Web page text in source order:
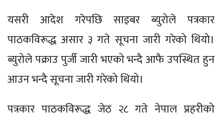
यसरी आदेश गरेपछि साइबर ब्युरोले पत्रकार
पाठकविरूद्ध असार ३ गते सूचना जारी गरेको थियो।
ब्युरोले पक्राउ पुर्जी जारी भएको भन्दै आफै उपस्थित हुन
आउन भन्दै सूचना जारी गरेको थियो।
पत्रकार पाठकविरूद्ध जेठ २८ गते नेपाल प्रहरीको